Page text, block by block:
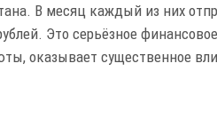
В месяц каждый из них
Это серьёзное
оказывает существенное